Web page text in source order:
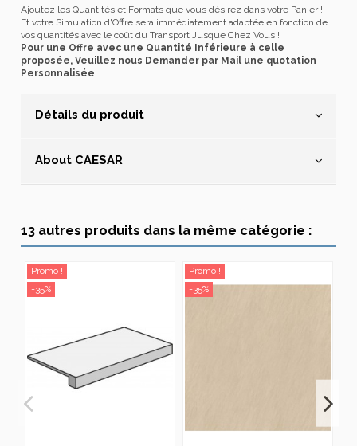
Ajoutez les Quantités et Formats que vous désirez dans votre Panier !
Et votre Simulation d'Offre sera immédiatement adaptée en fonction de
vos quantités avec le coût du Transport Jusque Chez Vous !
Pour une Offre avec une Quantité Inférieure à celle
proposée, Veuillez nous Demander par Mail une quotation
Personnalisée
Détails du produit
About CAESAR
13 autres produits dans la même catégorie :
Promo !
-35%
Promo !
-35%